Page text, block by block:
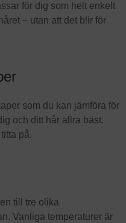
för dig som helt enkelt
– utan att det blir för
som du kan jämföra för
och ditt hår allra bäst.
på.
till tre olika
Vanliga temperaturer är